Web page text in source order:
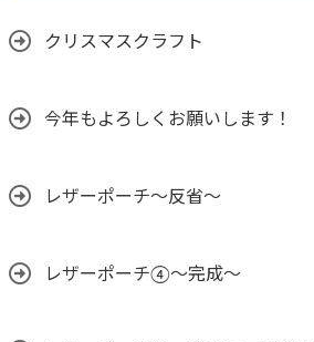
クリスマスクラフト
今年もよろしくお願いします！
レザーポーチ～反省～
レザーポーチ④～完成～